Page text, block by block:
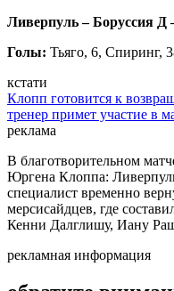
Ливерпуль – Боруссия Д
Голы: Тьяго, 6, Спиринг,
кстати
Клопп готовится к
тренер примет участие в
реклама
В благотворительном
Юргена Клоппа:
специалист временно
мерсисайдцев, где
Кенни Далглишу, Иану
рекламная информация